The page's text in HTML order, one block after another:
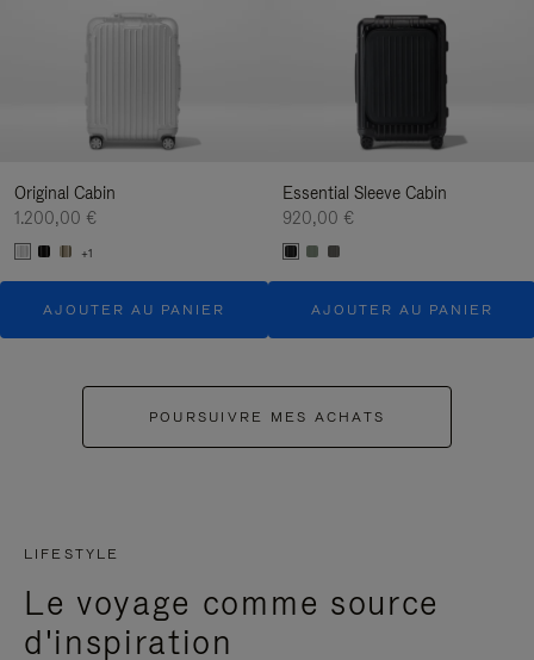
Original Cabin
1.200,00 €
+1
AJOUTER AU PANIER
Essential Sleeve Cabin
920,00 €
AJOUTER AU PANIER
POURSUIVRE MES ACHATS
LIFESTYLE
Le voyage comme source
d'inspiration